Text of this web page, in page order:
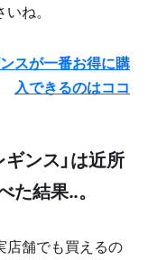
ね。
スが一番お得に購
入できるのはココ
ンス」は近所
た結果‥。
店舗でも買えるの